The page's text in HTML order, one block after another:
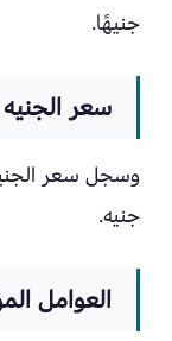
جنيهًا.
سعر
جنيه.
العوامل